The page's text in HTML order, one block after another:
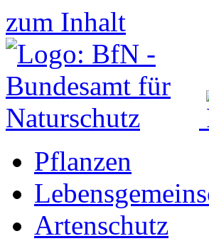
zum Inhalt
Pflanzen
Artenschutz